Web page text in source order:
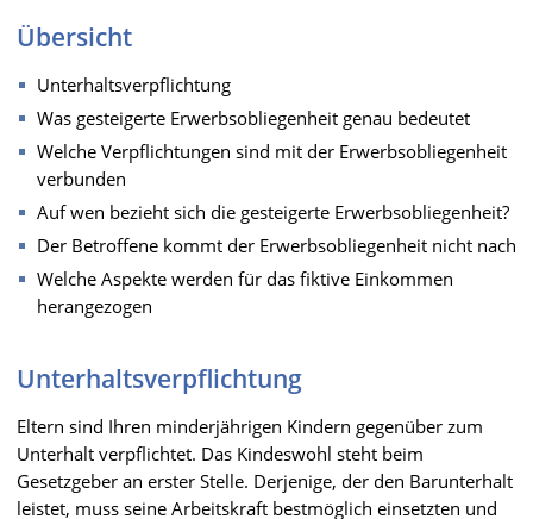
Übersicht
Unterhaltsverpflichtung
Was gesteigerte Erwerbsobliegenheit genau bedeutet
Welche Verpflichtungen sind mit der Erwerbsobliegenheit
verbunden
Auf wen bezieht sich die gesteigerte Erwerbsobliegenheit?
Der Betroffene kommt der Erwerbsobliegenheit nicht nach
Welche Aspekte werden für das fiktive Einkommen
herangezogen
Unterhaltsverpflichtung
Eltern sind Ihren minderjährigen Kindern gegenüber zum
Unterhalt verpflichtet. Das Kindeswohl steht beim
Gesetzgeber an erster Stelle. Derjenige, der den Barunterhalt
leistet, muss seine Arbeitskraft bestmöglich einsetzten und